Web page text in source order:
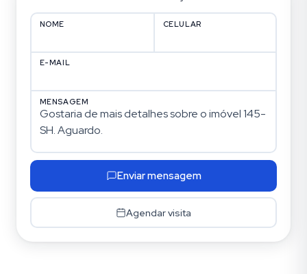
NOME CELULAR
E-MAIL
MENSAGEM
Enviar mensagem
Agendar visita